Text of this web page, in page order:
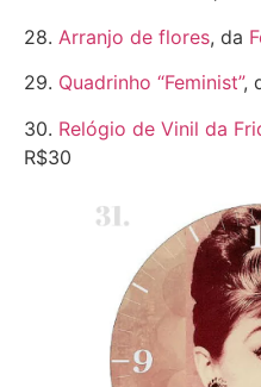
28. Arranjo de flores, da
29. Quadrinho “Feminist”,
30. Relógio de Vinil da
R$30